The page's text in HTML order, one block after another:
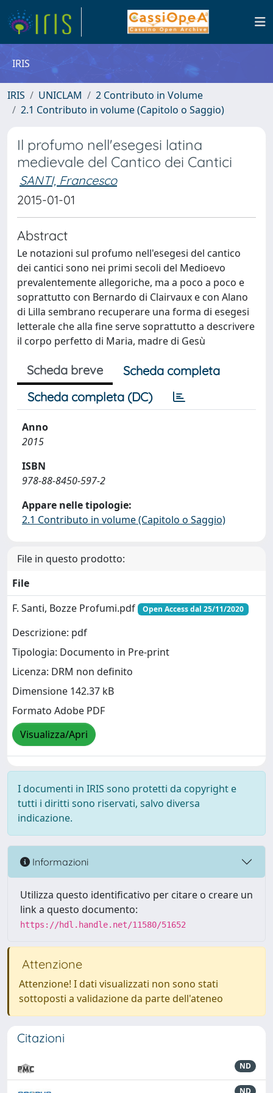
IRIS
IRIS UNICLAM
2 Contributo in Volume
2.1 Contributo in volume (Capitolo o Saggio)
Il profumo nell'esegesi latina
medievale del Cantico dei Cantici
SANTI, Francesco
2015-01-01
Abstract
Le notazioni sul profumo nell'esegesi del cantico
dei cantici sono nei primi secoli del Medioevo
prevalentemente allegoriche, ma a poco a poco e
soprattutto con Bernardo di Clairvaux e con Alano
di Lilla sembrano recuperare una forma di esegesi
letterale che alla fine serve soprattutto a descrivere
il corpo perfetto di Maria, madre di Gesù
Scheda breve
Scheda completa
Scheda completa (DC)
Anno
2015
ISBN
978-88-8450-597-2
Appare nelle tipologie:
2.1 Contributo in volume (Capitolo o Saggio)
File in questo prodotto:
File
F. Santi, Bozze Profumi.pdf
Open Access dal 25/11/2020
Descrizione: pdf
Tipologia: Documento in Pre-print
Licenza: DRM non definito
Dimensione 142.37 kB
Formato Adobe PDF
Visualizza/Apri
I documenti in IRIS sono protetti da copyright e
tutti i diritti sono riservati, salvo diversa
indicazione.
Informazioni
Utilizza questo identificativo per citare o creare un
link a questo documento:
https://hdl.handle.net/11580/51652
Attenzione
Attenzione! I dati visualizzati non sono stati
sottoposti a validazione da parte dell'ateneo
Citazioni
ND